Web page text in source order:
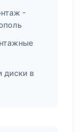
-
диски в